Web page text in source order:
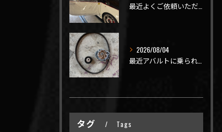
2026/08/04
タグ Tags